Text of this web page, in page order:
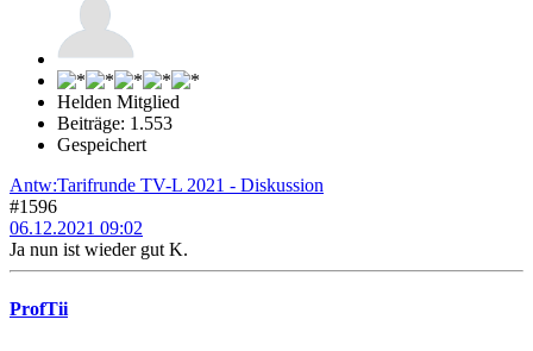
Helden Mitglied
Beiträge: 1.553
Gespeichert
Antw:Tarifrunde TV-L 2021 - Diskussion
#1596
06.12.2021 09:02
Ja nun ist wieder gut K.
ProfTii